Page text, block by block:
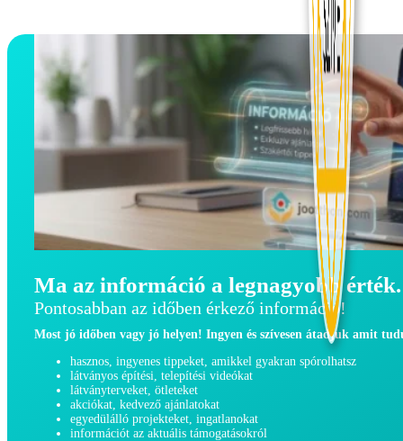
Ma az információ a legnagyobb érték.
Pontosabban az időben érkező információ!
Most jó időben vagy jó helyen! Ingyen és szívesen átadjuk amit
hasznos, ingyenes tippeket, amikkel gyakran spórolhatsz
látványos építési, telepítési videókat
látványterveket, ötleteket
akciókat, kedvező ajánlatokat
egyedülálló projekteket, ingatlanokat
információt az aktuális támogatásokról